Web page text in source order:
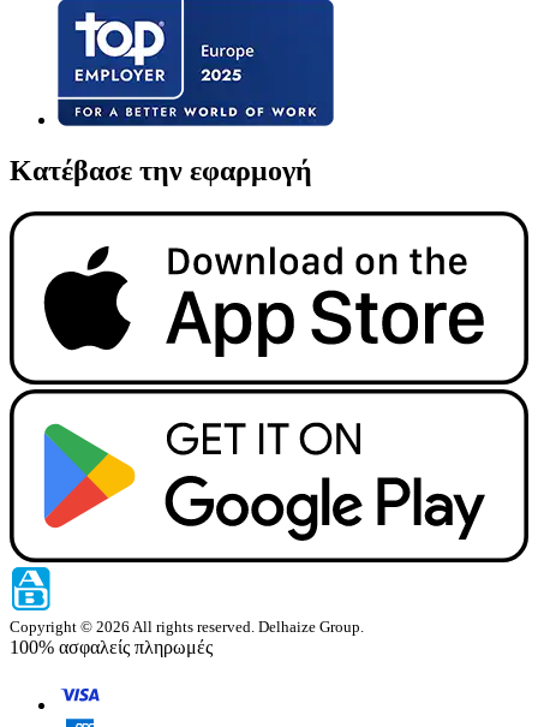
Κατέβασε την εφαρμογή
Copyright © 2026 All rights reserved. Delhaize Group.
100% ασφαλείς πληρωμές